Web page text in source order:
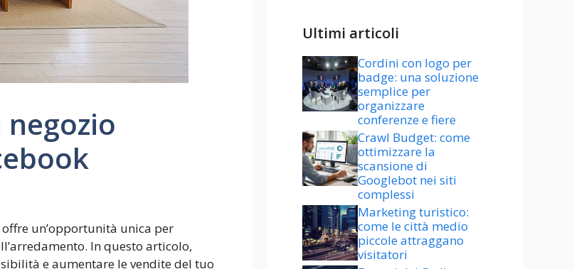
un’opportunità unica per
In questo articolo,
e aumentare le vendite del tuo
Ultimi articoli
Cordini con logo per
badge: una soluzione
semplice per
organizzare
conferenze e fiere
Crawl Budget: come
ottimizzare la
scansione di
Googlebot nei siti
complessi
Marketing turistico:
come le città medio
piccole attraggano
visitatori